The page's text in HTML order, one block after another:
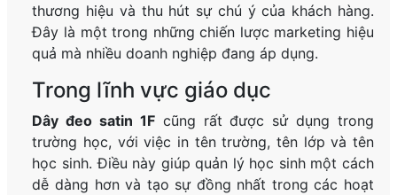
thương hiệu và thu hút sự chú ý của khách hàng.
Đây là một trong những chiến lược marketing hiệu
quả mà nhiều doanh nghiệp đang áp dụng.
Trong lĩnh vực giáo dục
Dây đeo satin 1Fcũng rất được sử dụng trong
trường học, với việc in tên trường, tên lớp và tên
học sinh. Điều này giúp quản lý học sinh một cách
dễ dàng hơn và tạo sự đồng nhất trong các hoạt